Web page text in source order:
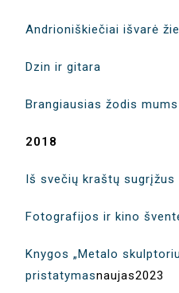
Andrioniškiečiai išvarė
Dzin ir gitara
Brangiausias žodis
2018
Iš svečių kraštų sugrįžus
Fotografijos ir kino
Knygos „Metalo
pristatymasnaujas2023